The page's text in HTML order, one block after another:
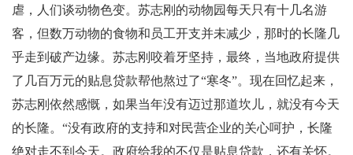
虐，人们谈动物色变。苏志刚的动物园每天只有十几名游
客，但数万动物的食物和员工开支并未减少，那时的长隆几
乎走到破产边缘。苏志刚咬着牙坚持，最终，当地政府提供
了几百万元的贴息贷款帮他熬过了“寒冬”。现在回忆起来，
苏志刚依然感慨，如果当年没有迈过那道坎儿，就没有今天
的长隆。“没有政府的支持和对民营企业的关心呵护，长隆
绝对走不到今天。政府给我的不仅是贴息贷款，还有关怀。